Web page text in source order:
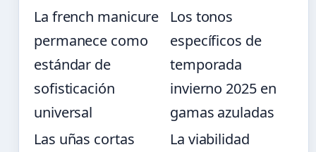
La french manicure
permanece como
estándar de
sofisticación
universal
Los tonos
específicos de
temporada
invierno 2025 en
gamas azuladas
Las uñas cortas
La viabilidad